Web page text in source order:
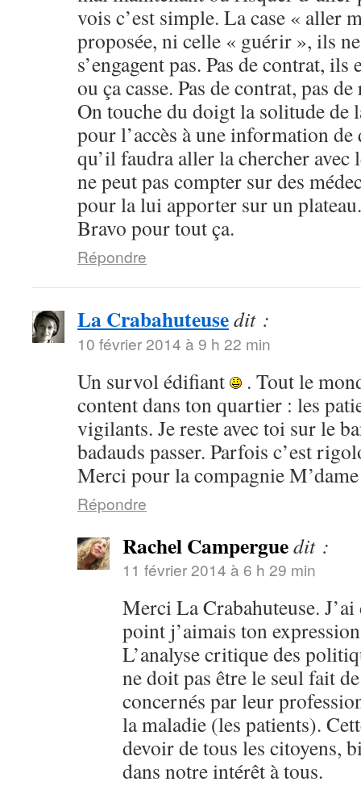
vois c’est simple. La case « aller
proposée, ni celle « guérir », ils
s’engagent pas. Pas de contrat, ils
ou ça casse. Pas de contrat, pas
On touche du doigt la solitude de
pour l’accès à une information
qu’il faudra aller la chercher avec
ne peut pas compter sur des
pour la lui apporter sur un plateau.
Bravo pour tout ça.
Répondre
La Crabahuteusedit :
10 février 2014 à 9 h 22 min
Un survol édifiant
. Tout le
content dans ton quartier : les
vigilants. Je reste avec toi sur le
badauds passer. Parfois c’est
Merci pour la compagnie
Répondre
Rachel Camperguedit :
11 février 2014 à 6 h 29 min
Merci La Crabahuteuse.
point j’aimais ton
L’analyse critique des
ne doit pas être le seul fait
concernés par leur
la maladie (les patients).
devoir de tous les citoyens,
dans notre intérêt à tous.